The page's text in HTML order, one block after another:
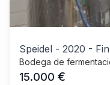
Speidel - 2020 -
Bodega de
15.000 €